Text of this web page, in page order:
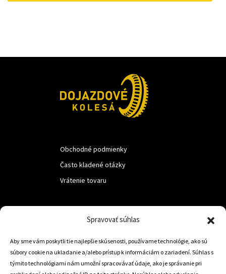
Spravovať súhlas
Aby sme vám poskytli tie najlepšie skúsenosti, používame technológie, ako sú
súbory cookie na ukladanie a/alebo prístup k informáciám o zariadení. Súhlas s
týmito technológiami nám umožní spracovávať údaje, ako je správanie pri
Obchodné podmienky
Často kladené otázky
Vrátenie tovaru
Trstená 02801